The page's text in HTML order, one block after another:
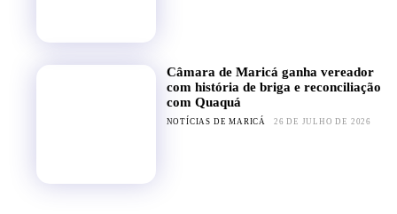
Câmara de Maricá ganha vereador
com história de briga e reconciliação
com Quaquá
NOTÍCIAS DE MARICÁ 26 DE JULHO DE 2026